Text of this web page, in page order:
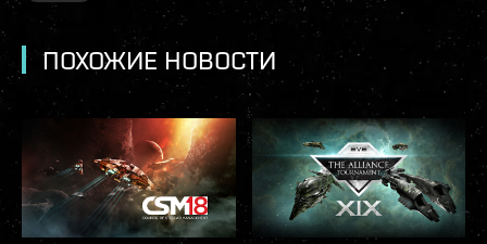
ПОХОЖИЕ НОВОСТИ